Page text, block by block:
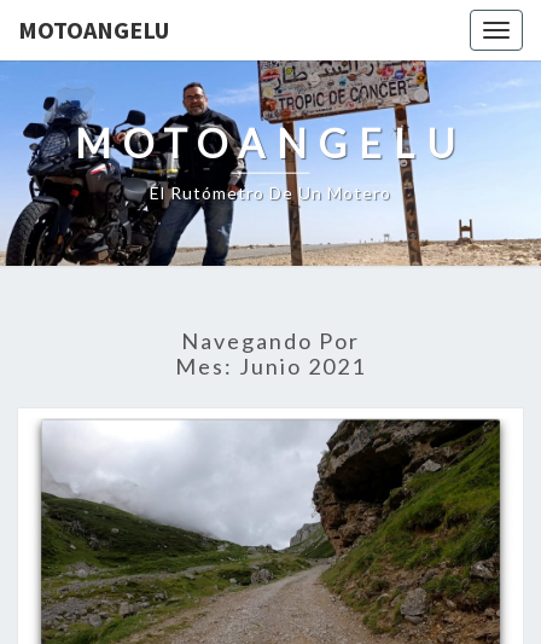
MOTOANGELU
MOTOANGELU
El Rutómetro De Un Motero
Navegando Por
Mes: Junio 2021